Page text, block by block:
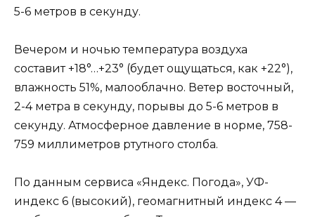
5-6 метров в секунду.
Вечером и ночью температура воздуха
составит +18°…+23° (будет ощущаться, как +22°),
влажность 51%, малооблачно. Ветер восточный,
2-4 метра в секунду, порывы до 5-6 метров в
секунду. Атмосферное давление в норме, 758-
759 миллиметров ртутного столба.
По данным сервиса «Яндекс. Погода», УФ-
индекс 6 (высокий), геомагнитный индекс 4 —